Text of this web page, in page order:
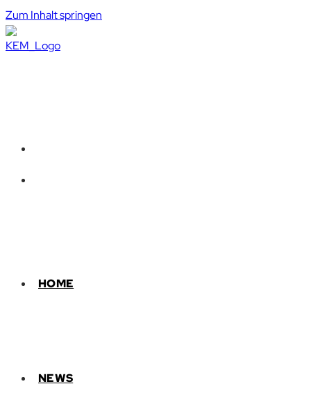
Zum Inhalt springen
HOME
NEWS